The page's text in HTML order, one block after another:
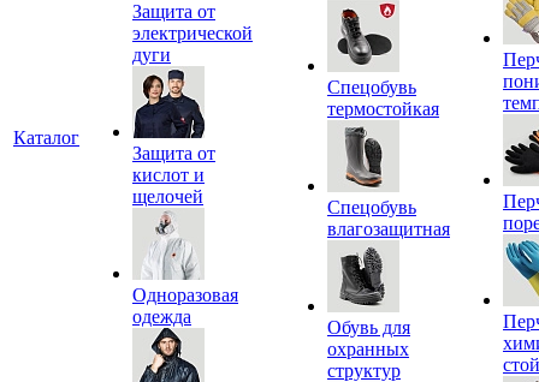
Каталог
Защита от
электрической
дуги
Защита от
кислот и
щелочей
Одноразовая
одежда
Спецобувь
термостойкая
Спецобувь
влагозащитная
Обувь для
охранных
структур